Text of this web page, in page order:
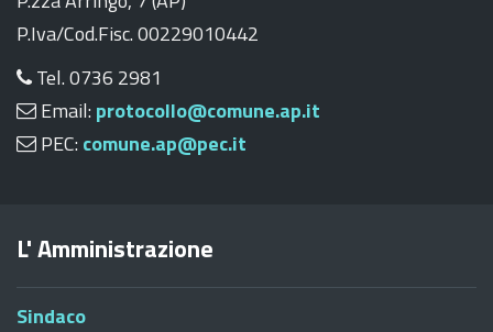
P.Iva/Cod.Fisc. 00229010442
Tel. 0736 2981
Email: protocollo@comune.ap.it
PEC: comune.ap@pec.it
L' Amministrazione
Sindaco